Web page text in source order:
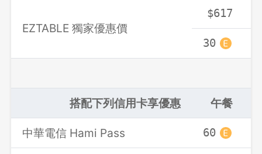
EZTABLE 獨家優惠價
$617
30
搭配下列信用卡享優惠 午餐
中華電信 Hami Pass 60
先不要